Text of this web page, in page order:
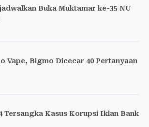
Buka Muktamar ke-35 NU
Vape, Bigmo Dicecar 40 Pertanyaan
Tersangka Kasus Korupsi Iklan Bank